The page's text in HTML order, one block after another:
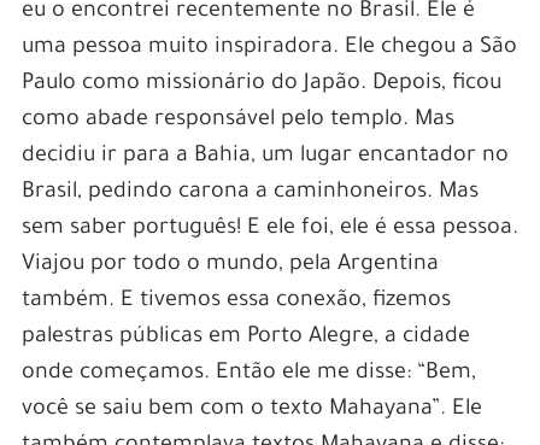
eu o encontrei recentemente no Brasil. Ele é
uma pessoa muito inspiradora. Ele chegou a São
Paulo como missionário do Japão. Depois, ficou
como abade responsável pelo templo. Mas
decidiu ir para a Bahia, um lugar encantador no
Brasil, pedindo carona a caminhoneiros. Mas
sem saber português! E ele foi, ele é essa pessoa.
Viajou por todo o mundo, pela Argentina
também. E tivemos essa conexão, fizemos
palestras públicas em Porto Alegre, a cidade
onde começamos. Então ele me disse: “Bem,
você se saiu bem com o texto Mahayana”. Ele